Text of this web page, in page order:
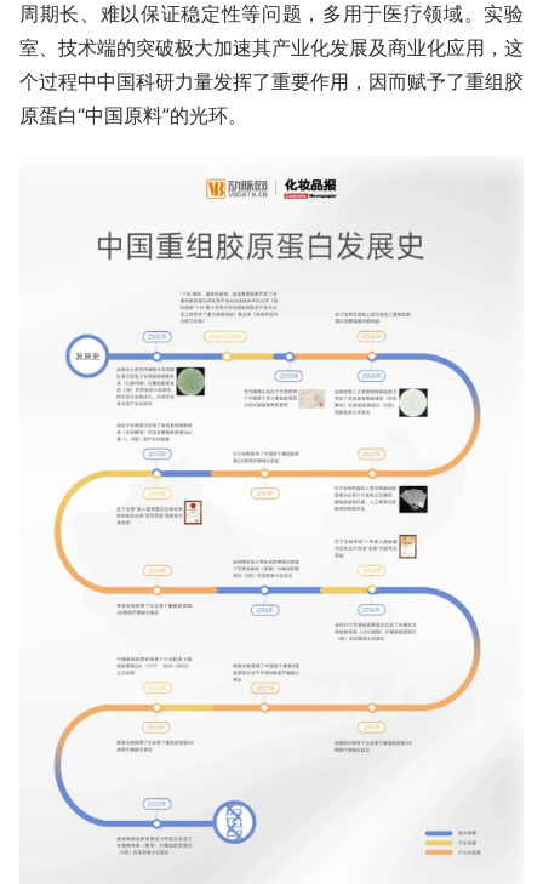
周期长、难以保证稳定性等问题，多用于医疗领域。实验
室、技术端的突破极大加速其产业化发展及商业化应用，这
个过程中中国科研力量发挥了重要作用，因而赋予了重组胶
原蛋白“中国原料”的光环。